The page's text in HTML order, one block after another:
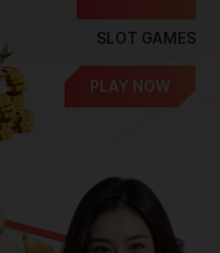
SLOT GAMES
PLAY NOW